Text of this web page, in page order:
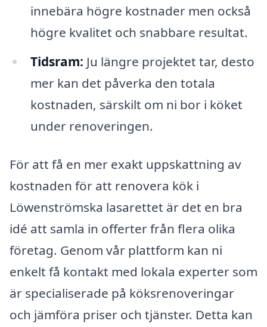
innebära högre kostnader men också
högre kvalitet och snabbare resultat.
Tidsram: Ju längre projektet tar, desto
mer kan det påverka den totala
kostnaden, särskilt om ni bor i köket
under renoveringen.
För att få en mer exakt uppskattning av
kostnaden för att renovera kök i
Löwenströmska lasarettet är det en bra
idé att samla in offerter från flera olika
företag. Genom vår plattform kan ni
enkelt få kontakt med lokala experter som
är specialiserade på köksrenoveringar
och jämföra priser och tjänster. Detta kan